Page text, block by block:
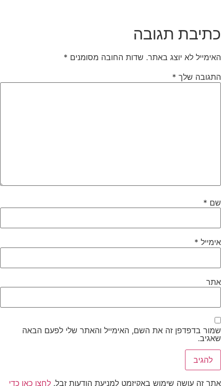
כתיבת תגובה
האימייל לא יוצג באתר. שדות החובה מסומנים *
התגובה שלך *
שם *
אימייל *
אתר
שמור בדפדפן זה את השם, האימייל והאתר שלי לפעם הבאה
שאגיב.
אתר זה עושה שימוש באקיזמט למניעת הודעות זבל. לחצו כאן כדי